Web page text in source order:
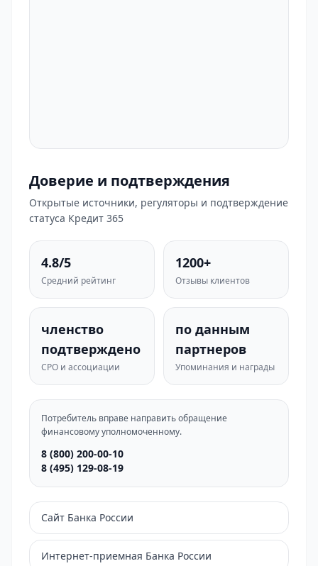
Доверие и подтверждения
Открытые источники, регуляторы и подтверждение
статуса Кредит 365
4.8/5
Средний рейтинг
1200+
Отзывы клиентов
членство
подтверждено
СРО и ассоциации
по данным
партнеров
Упоминания и награды
Потребитель вправе направить обращение
финансовому уполномоченному.
8 (800) 200-00-10
8 (495) 129-08-19
Сайт Банка России
Интернет-приемная Банка России